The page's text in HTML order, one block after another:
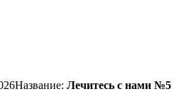
Название: Лечитесь с нами №5